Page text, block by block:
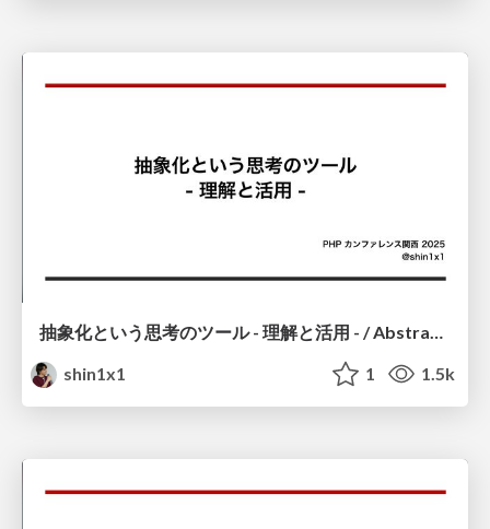
抽象化という思考のツール - 理解と活用 - / Abstraction-as-a-Tool-for-Thinking
shin1x1
1 1.5k